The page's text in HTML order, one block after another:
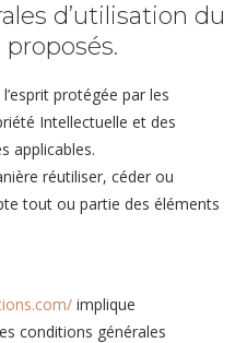
d’utilisation du
protégée par les
Intellectuelle et des
applicables.
réutiliser, céder ou
tout ou partie des éléments
implique
conditions générales